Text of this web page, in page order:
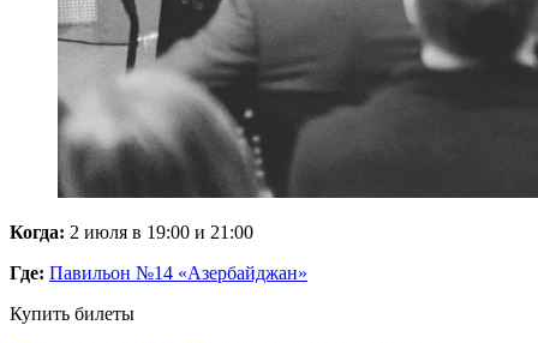
Когда: 2 июля в 19:00 и 21:00
Где: Павильон №14 «Азербайджан»
Купить билеты